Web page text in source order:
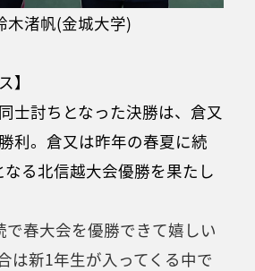
木渚帆(金城大学)
】
士討ちとなった決勝は、倉又
利。倉又は昨年の春夏に続
なる北信越大会優勝を果たし
で春大会を優勝できて嬉しい
は新1年生が入ってくる中で